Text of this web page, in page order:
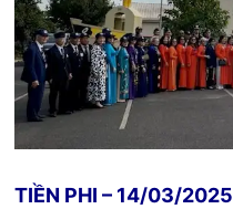
TIỀN PHI – 14/03/2025